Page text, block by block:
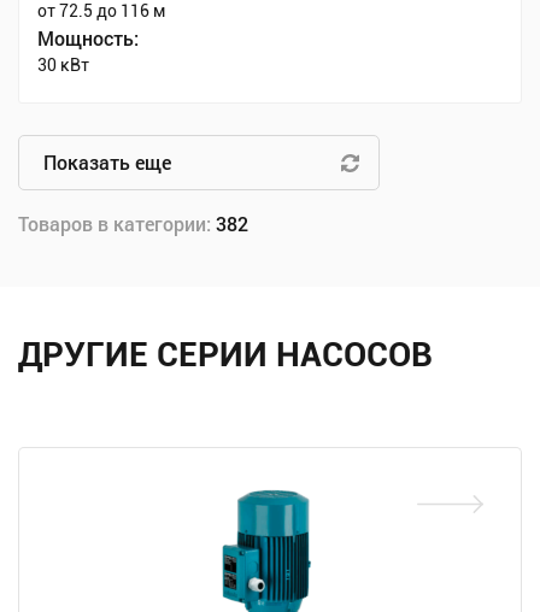
от 72.5 до 116 м
Мощность:
30 кВт
Показать еще
Товаров в категории: 382
ДРУГИЕ СЕРИИ НАСОСОВ